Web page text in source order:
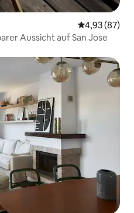
4,93 (87)
Aussicht auf San Jose